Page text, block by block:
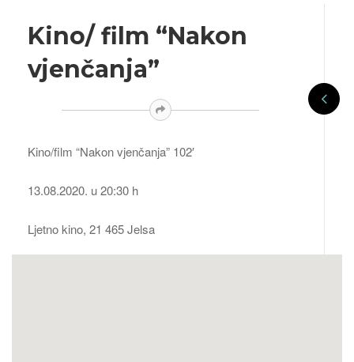
Kino/ film “Nakon
vjenčanja”
Kino/film “Nakon vjenčanja” 102′
13.08.2020. u 20:30 h
Ljetno kino, 21 465 Jelsa